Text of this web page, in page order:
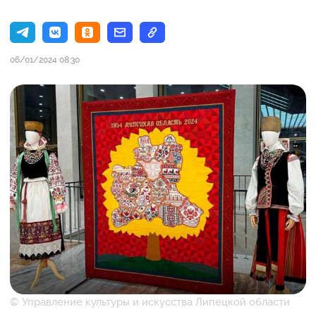
06/01/2024 08:30
© Управление культуры и искусства Липецкой области